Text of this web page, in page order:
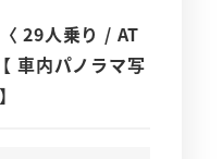
29人乗り / AT
ラマ写